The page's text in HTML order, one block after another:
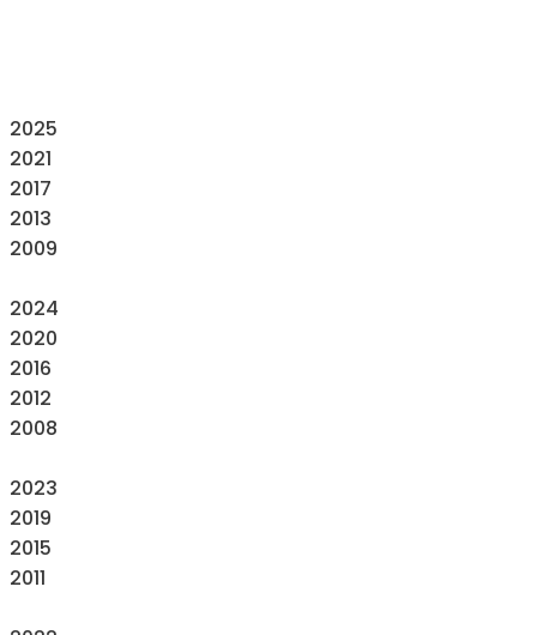
2025
2021
2017
2013
2009
2024
2020
2016
2012
2008
2023
2019
2015
2011